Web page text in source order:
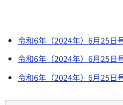
令和6年（2024年）6月25日
令和6年（2024年）6月25日
令和6年（2024年）6月25日